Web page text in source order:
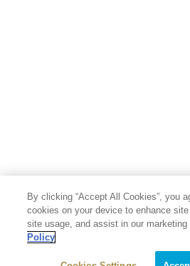
By clicking “Accept All Cookies”, you
cookies on your device to enhance
site usage, and assist in our marketing
Policy